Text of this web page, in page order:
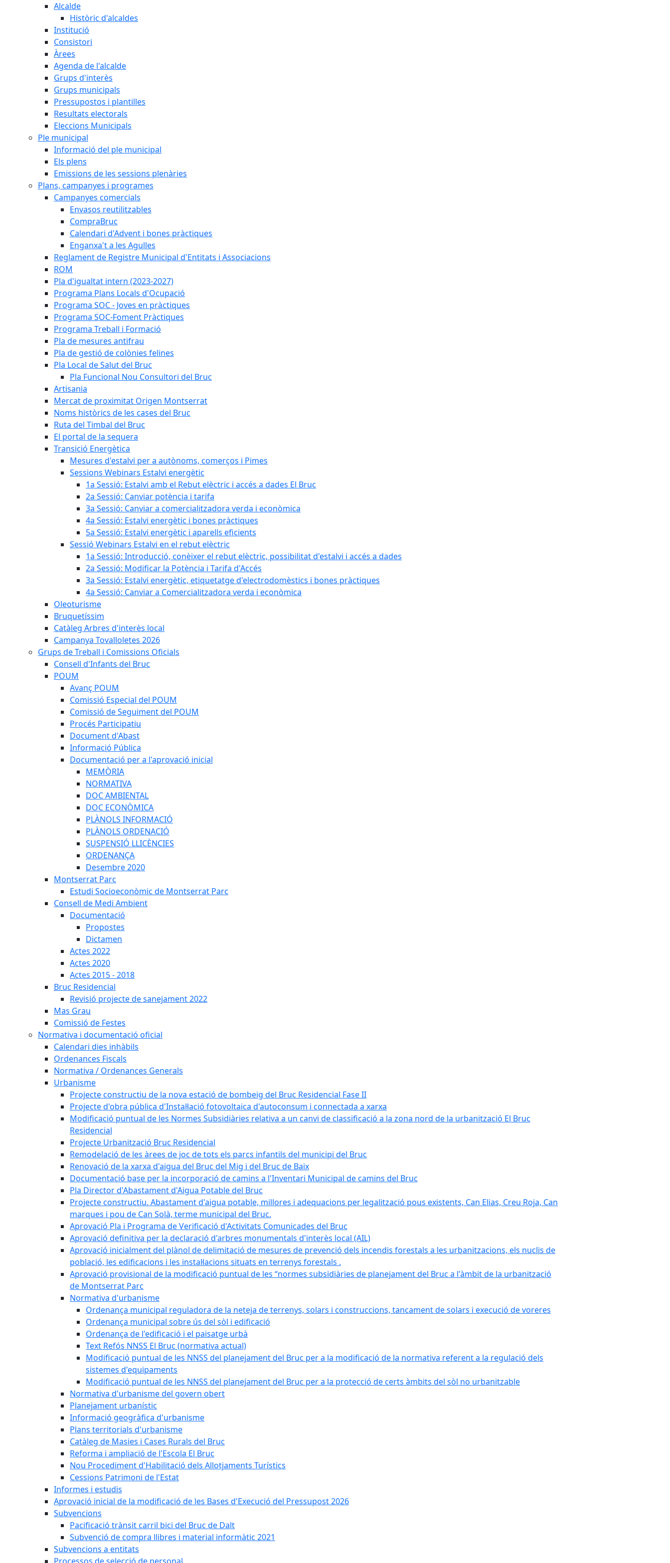
Alcalde
Històric d'alcaldes
Institució
Consistori
Àrees
Agenda de l'alcalde
Grups d'interès
Grups municipals
Pressupostos i plantilles
Resultats electorals
Eleccions Municipals
Ple municipal
Informació del ple municipal
Els plens
Emissions de les sessions plenàries
Plans, campanyes i programes
Campanyes comercials
Envasos reutilitzables
CompraBruc
Calendari d'Advent i bones pràctiques
Enganxa't a les Agulles
Reglament de Registre Municipal d'Entitats i Associacions
ROM
Pla d'igualtat intern (2023-2027)
Programa Plans Locals d'Ocupació
Programa SOC - Joves en pràctiques
Programa SOC-Foment Pràctiques
Programa Treball i Formació
Pla de mesures antifrau
Pla de gestió de colònies felines
Pla Local de Salut del Bruc
Pla Funcional Nou Consultori del Bruc
Artisania
Mercat de proximitat Origen Montserrat
Noms històrics de les cases del Bruc
Ruta del Timbal del Bruc
El portal de la sequera
Transició Energètica
Mesures d'estalvi per a autònoms, comerços i Pimes
Sessions Webinars Estalvi energètic
1a Sessió: Estalvi amb el Rebut elèctric i accés a dades El Bruc
2a Sessió: Canviar potència i tarifa
3a Sessió: Canviar a comercialitzadora verda i econòmica
4a Sessió: Estalvi energètic i bones pràctiques
5a Sessió: Estalvi energètic i aparells eficients
Sessió Webinars Estalvi en el rebut elèctric
1a Sessió: Introducció, conèixer el rebut elèctric, possibilitat d'estalvi i accés a dades
2a Sessió: Modificar la Potència i Tarifa d'Accés
3a Sessió: Estalvi energètic, etiquetatge d'electrodomèstics i bones pràctiques
4a Sessió: Canviar a Comercialitzadora verda i econòmica
Oleoturisme
Bruquetíssim
Catàleg Arbres d'interès local
Campanya Tovalloletes 2026
Grups de Treball i Comissions Oficials
Consell d'Infants del Bruc
POUM
Avanç POUM
Comissió Especial del POUM
Comissió de Seguiment del POUM
Procés Participatiu
Document d'Abast
Informació Pública
Documentació per a l'aprovació inicial
MEMÒRIA
NORMATIVA
DOC AMBIENTAL
DOC ECONÒMICA
PLÀNOLS INFORMACIÓ
PLÀNOLS ORDENACIÓ
SUSPENSIÓ LLICÈNCIES
ORDENANÇA
Desembre 2020
Montserrat Parc
Estudi Socioeconòmic de Montserrat Parc
Consell de Medi Ambient
Documentació
Propostes
Dictamen
Actes 2022
Actes 2020
Actes 2015 - 2018
Bruc Residencial
Revisió projecte de sanejament 2022
Mas Grau
Comissió de Festes
Normativa i documentació oficial
Calendari dies inhàbils
Ordenances Fiscals
Normativa / Ordenances Generals
Urbanisme
Projecte constructiu de la nova estació de bombeig del Bruc Residencial Fase II
Projecte d'obra pública d'Instal·lació fotovoltaica d'autoconsum i connectada a xarxa
Modificació puntual de les Normes Subsidiàries relativa a un canvi de classificació a la zona nord de la urbanització El Bruc
Residencial
Projecte Urbanització Bruc Residencial
Remodelació de les àrees de joc de tots els parcs infantils del municipi del Bruc
Renovació de la xarxa d'aigua del Bruc del Mig i del Bruc de Baix
Documentació base per la incorporació de camins a l'Inventari Municipal de camins del Bruc
Pla Director d'Abastament d'Aigua Potable del Bruc
Projecte constructiu. Abastament d'aigua potable, millores i adequacions per legalització pous existents, Can Elias, Creu Roja, Can
marques i pou de Can Solà, terme municipal del Bruc.
Aprovació Pla i Programa de Verificació d'Activitats Comunicades del Bruc
Aprovació definitiva per la declaració d'arbres monumentals d'interès local (AIL)
Aprovació inicialment del plànol de delimitació de mesures de prevenció dels incendis forestals a les urbanitzacions, els nuclis de
població, les edificacions i les instal·lacions situats en terrenys forestals .
Aprovació provisional de la modificació puntual de les “normes subsidiàries de planejament del Bruc a l'àmbit de la urbanització
de Montserrat Parc
Normativa d'urbanisme
Ordenança municipal reguladora de la neteja de terrenys, solars i construccions, tancament de solars i execució de voreres
Ordenança municipal sobre ús del sòl i edificació
Ordenança de l'edificació i el paisatge urbà
Text Refós NNSS El Bruc (normativa actual)
Modificació puntual de les NNSS del planejament del Bruc per a la modificació de la normativa referent a la regulació dels
sistemes d'equipaments
Modificació puntual de les NNSS del planejament del Bruc per a la protecció de certs àmbits del sòl no urbanitzable
Normativa d'urbanisme del govern obert
Planejament urbanístic
Informació geogràfica d'urbanisme
Plans territorials d'urbanisme
Catàleg de Masies i Cases Rurals del Bruc
Reforma i ampliació de l'Escola El Bruc
Nou Procediment d'Habilitació dels Allotjaments Turístics
Cessions Patrimoni de l'Estat
Informes i estudis
Aprovació inicial de la modificació de les Bases d'Execució del Pressupost 2026
Subvencions
Pacificació trànsit carril bici del Bruc de Dalt
Subvenció de compra llibres i material informàtic 2021
Subvencions a entitats